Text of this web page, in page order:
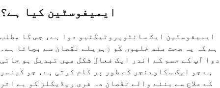
ایمیفوسٹین کیا ہے؟
ایمیفوسٹین ایک سائٹوپروٹیکٹیو دوا ہے، جس کا مطلب
ہے کہ یہ صحت مند خلیوں کو زہریلے نقصان سے بچاتا ہے۔
دوا آپ کے جسم کے اندر ایک فعال شکل میں تبدیل ہو جاتی
ہے جو ایک سکاوینجر کے طور پر کام کرتی ہے، جو کینسر
کے علاج سے بننے والے نقصان دہ فری ریڈیکلز کو بے اثر